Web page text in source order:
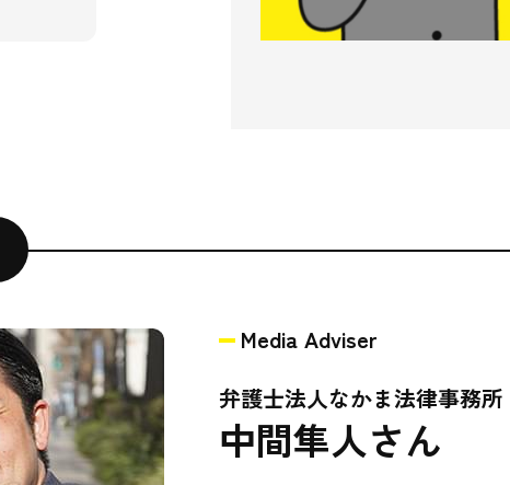
Media Adviser
弁護士法人なかま法律事務所
中間隼人さん